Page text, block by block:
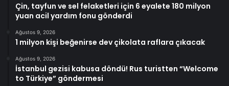
Çin, tayfun ve sel felaketleri için 6 eyalete 180 milyon
yuan acil yardım fonu gönderdi
Ağustos 9, 2026
1 milyon kişi beğenirse dev çikolata raflara çıkacak
Ağustos 9, 2026
İstanbul gezisi kabusa döndü! Rus turistten “Welcome
to Türkiye” göndermesi